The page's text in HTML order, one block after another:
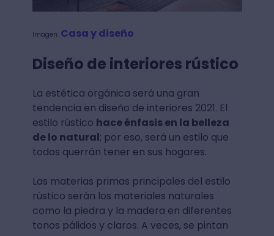
Imagen: Casa y diseño
Diseño de interiores rústico
La estética orgánica será una gran
tendencia en diseño de interiores 2021. El
estilo rústico hace énfasis en la belleza
de lo natural; por eso, será un estilo que
todos querrán tener en sus hogares.
Las materias primas principales del estilo
rústico serán los materiales naturales
como la piedra y la madera en diferentes
tonos pálidos y claros. A veces, se pintan